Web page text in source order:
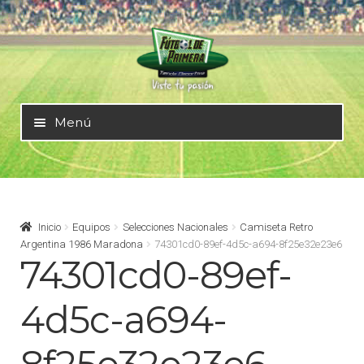
Ir
a
la
navegación
Ir
al
contenido
Menú
Mundial 2026
Selecciones Nacionales
Liga Alemana – Bundesliga
Liga Argentina – AFA
Inicio Equipos Selecciones Nacionales
Camiseta Retro
Argentina 1986 Maradona
74301cd0-89ef-4d5c-a694-8f25e32e23e6
74301cd0-89ef-
4d5c-a694-